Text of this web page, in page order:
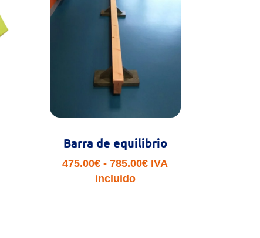
Barra de equilibrio
475.00€ - 785.00€Rango
IVA
incluido